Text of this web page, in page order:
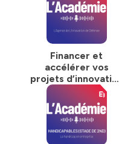
Financer et
accélérer vos
projets d’innovation
avec l’Agence de
l’Innovation de
Défense (AID)